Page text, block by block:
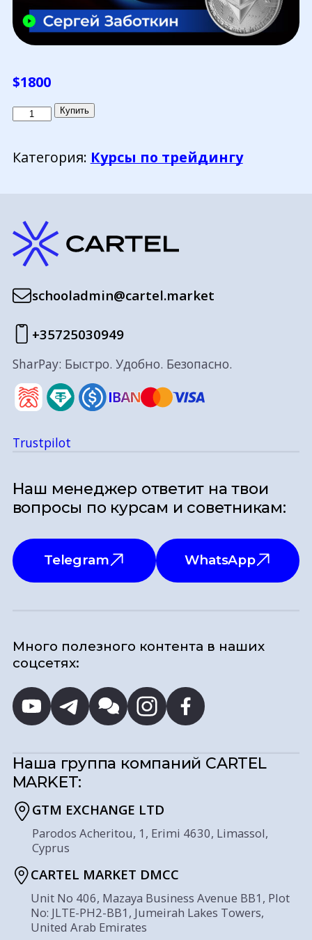
$1800
Количество
заработок
курс
-
доплата)
Купить
Категория: Курсы по трейдингу
schooladmin@cartel.market
+35725030949
SharPay: Быстро. Удобно. Безопасно.
Trustpilot
Наш менеджер ответит на твои
вопросы по курсам и советникам:
Telegram WhatsApp
Много полезного контента в наших
соцсетях:
Наша группа компаний CARTEL
MARKET:
GTM EXCHANGE LTD
Parodos Acheritou, 1, Erimi 4630, Limassol,
Cyprus
CARTEL MARKET DMCC
Unit No 406, Mazaya Business Avenue BB1, Plot
No: JLTE-PH2-BB1, Jumeirah Lakes Towers,
United Arab Emirates